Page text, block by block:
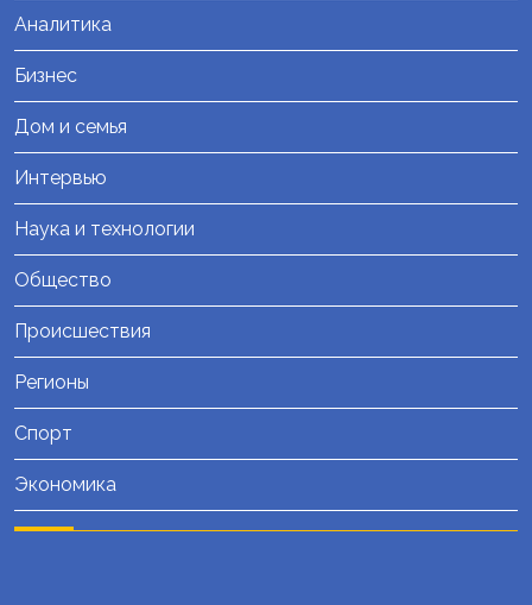
Аналитика
Бизнес
Дом и семья
Интервью
Наука и технологии
Общество
Происшествия
Регионы
Спорт
Экономика